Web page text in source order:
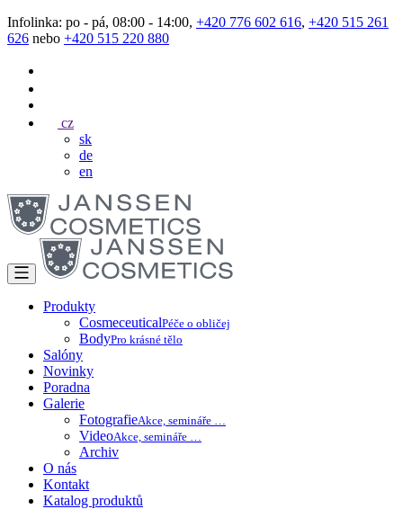
Infolinka: po - pá, 08:00 - 14:00, +420 776 602 616, +420 515 261
626 nebo +420 515 220 880
cz
sk
de
en
Produkty
CosmeceuticalPéče o obličej
BodyPro krásné tělo
Salóny
Novinky
Poradna
Galerie
FotografieAkce, semináře …
VideoAkce, semináře …
Archiv
O nás
Kontakt
Katalog produktů